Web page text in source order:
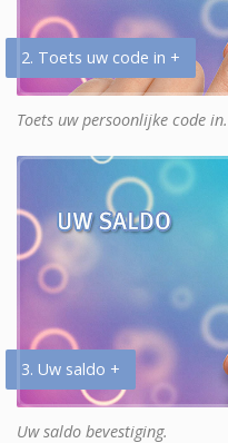
2. Toets uw code in +
Toets uw persoonlijke code in.
3. Uw saldo +
Uw saldo bevestiging.